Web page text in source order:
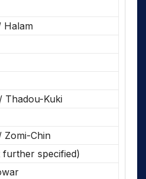
Halam
Thadou-Kuki
Zomi-Chin
further specified)